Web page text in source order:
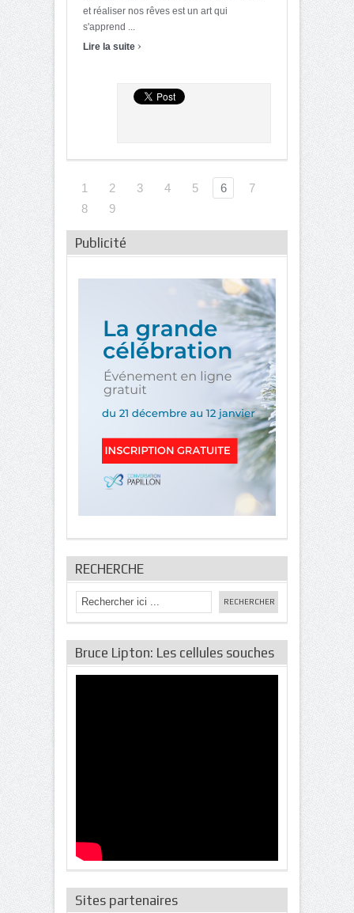
et réaliser nos rêves est un art qui
s'apprend ...
Lire la suite ›
1 2 3 4 5 6
7
8
9
Publicité
RECHERCHE
Bruce Lipton: Les cellules souches
Sites partenaires